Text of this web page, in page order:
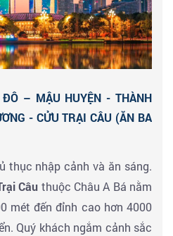
ĐÔ – MẬU HUYỆN - THÀNH
- CỬU TRẠI CÂU (ĂN BA
thục nhập cảnh và ăn sáng.
Câu thuộc Châu A Bá nằm
mét đến đỉnh cao hơn 4000
Quý khách ngắm cảnh sắc